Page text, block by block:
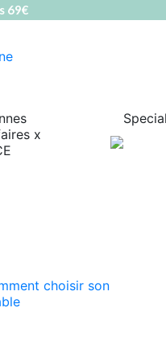
69€
x